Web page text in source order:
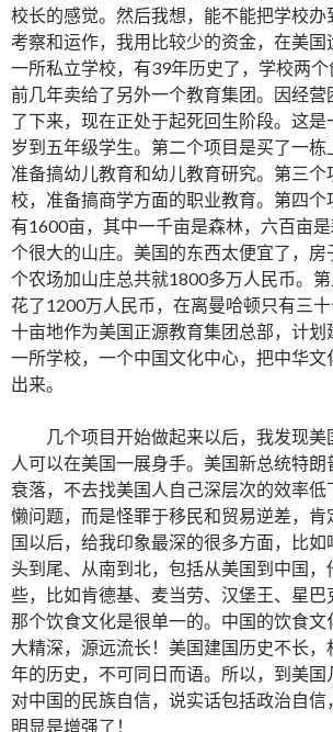
校长的感觉。然后我想，能不能把学校办
考察和运作，我用比较少的资金，在美国
一所私立学校，有39年历史了，学校两个
前几年卖给了另外一个教育集团。因经营
了下来，现在正处于起死回生阶段。这是
岁到五年级学生。第二个项目是买了一栋
准备搞幼儿教育和幼儿教育研究。第三
校，准备搞商学方面的职业教育。第四个
有1600亩，其中一千亩是森林，六百亩
个很大的山庄。美国的东西太便宜了，房
个农场加山庄总共就1800多万人民币。
花了1200万人民币，在离曼哈顿只有三
十亩地作为美国正源教育集团总部，计划
一所学校，一个中国文化中心，把中华文
出来。
几个项目开始做起来以后，我发现美
人可以在美国一展身手。美国新总统特朗
衰落，不去找美国人自己深层次的效率
懒问题，而是怪罪于移民和贸易逆差，肯
国以后，给我印象最深的很多方面，比如
头到尾、从南到北，包括从美国到中国
些，比如肯德基、麦当劳、汉堡王、星巴
那个饮食文化是很单一的。中国的饮食文
大精深，源远流长！美国建国历史不长
年的历史，不可同日而语。所以，到美国
对中国的民族自信，说实话包括政治自信
明显是增强了！